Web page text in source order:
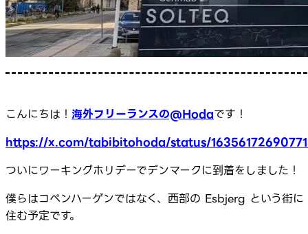
こんにちは！ 海外フリーランスの@Hodaです！
https://x.com/tabibitohoda/status/
ついにワーキングホリデーでデンマークに到着をしました！
僕らはコペンハーゲンではなく、西部の Esbjerg という街に
住む予定です。